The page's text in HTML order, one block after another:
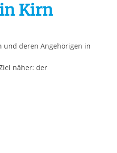
Kirn
und deren Angehörigen in
näher: der